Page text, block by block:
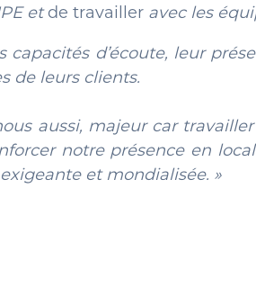
etde travailler avec les
capacités d’écoute, leur
de leurs clients.
aussi, majeur car
notre présence en
et mondialisée. »